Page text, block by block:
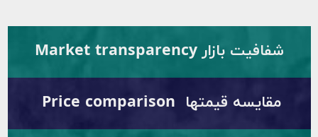
شفافیت بازار Market transparency
مقایسه قیمتها Price comparison